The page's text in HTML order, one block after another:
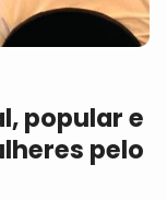
popular e
pelo